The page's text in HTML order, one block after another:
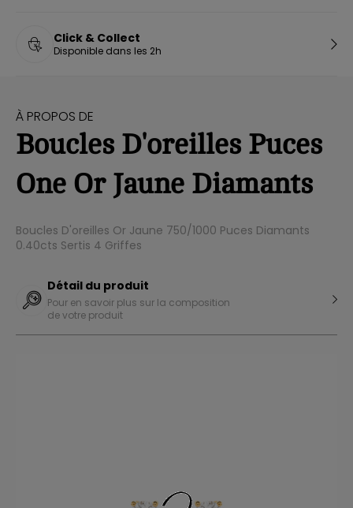
Click & Collect
Disponible dans les 2h
À PROPOS DE
Boucles D'oreilles Puces
One Or Jaune Diamants
Boucles D'oreilles Or Jaune 750/1000 Puces Diamants
0.40cts Sertis 4 Griffes
Détail du produit
Pour en savoir plus sur la composition
de votre produit